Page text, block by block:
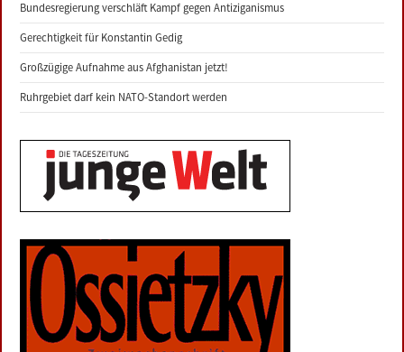
Bundesregierung verschläft Kampf gegen Antiziganismus
Gerechtigkeit für Konstantin Gedig
Großzügige Aufnahme aus Afghanistan jetzt!
Ruhrgebiet darf kein NATO-Standort werden